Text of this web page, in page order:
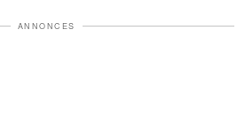
ANNONCES